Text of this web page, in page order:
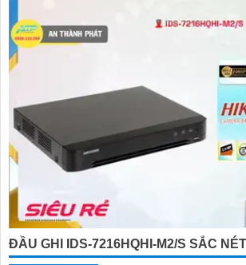
ĐẦU GHI IDS-7216HQHI-M2/S SẮC